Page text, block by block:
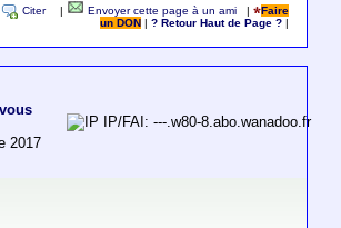
Citer Envoyer cette page à un ami |
Faire
un DON
|? Retour Haut de Page ?
2017
IP/FAI: ---.w80-8.abo.wanadoo.fr